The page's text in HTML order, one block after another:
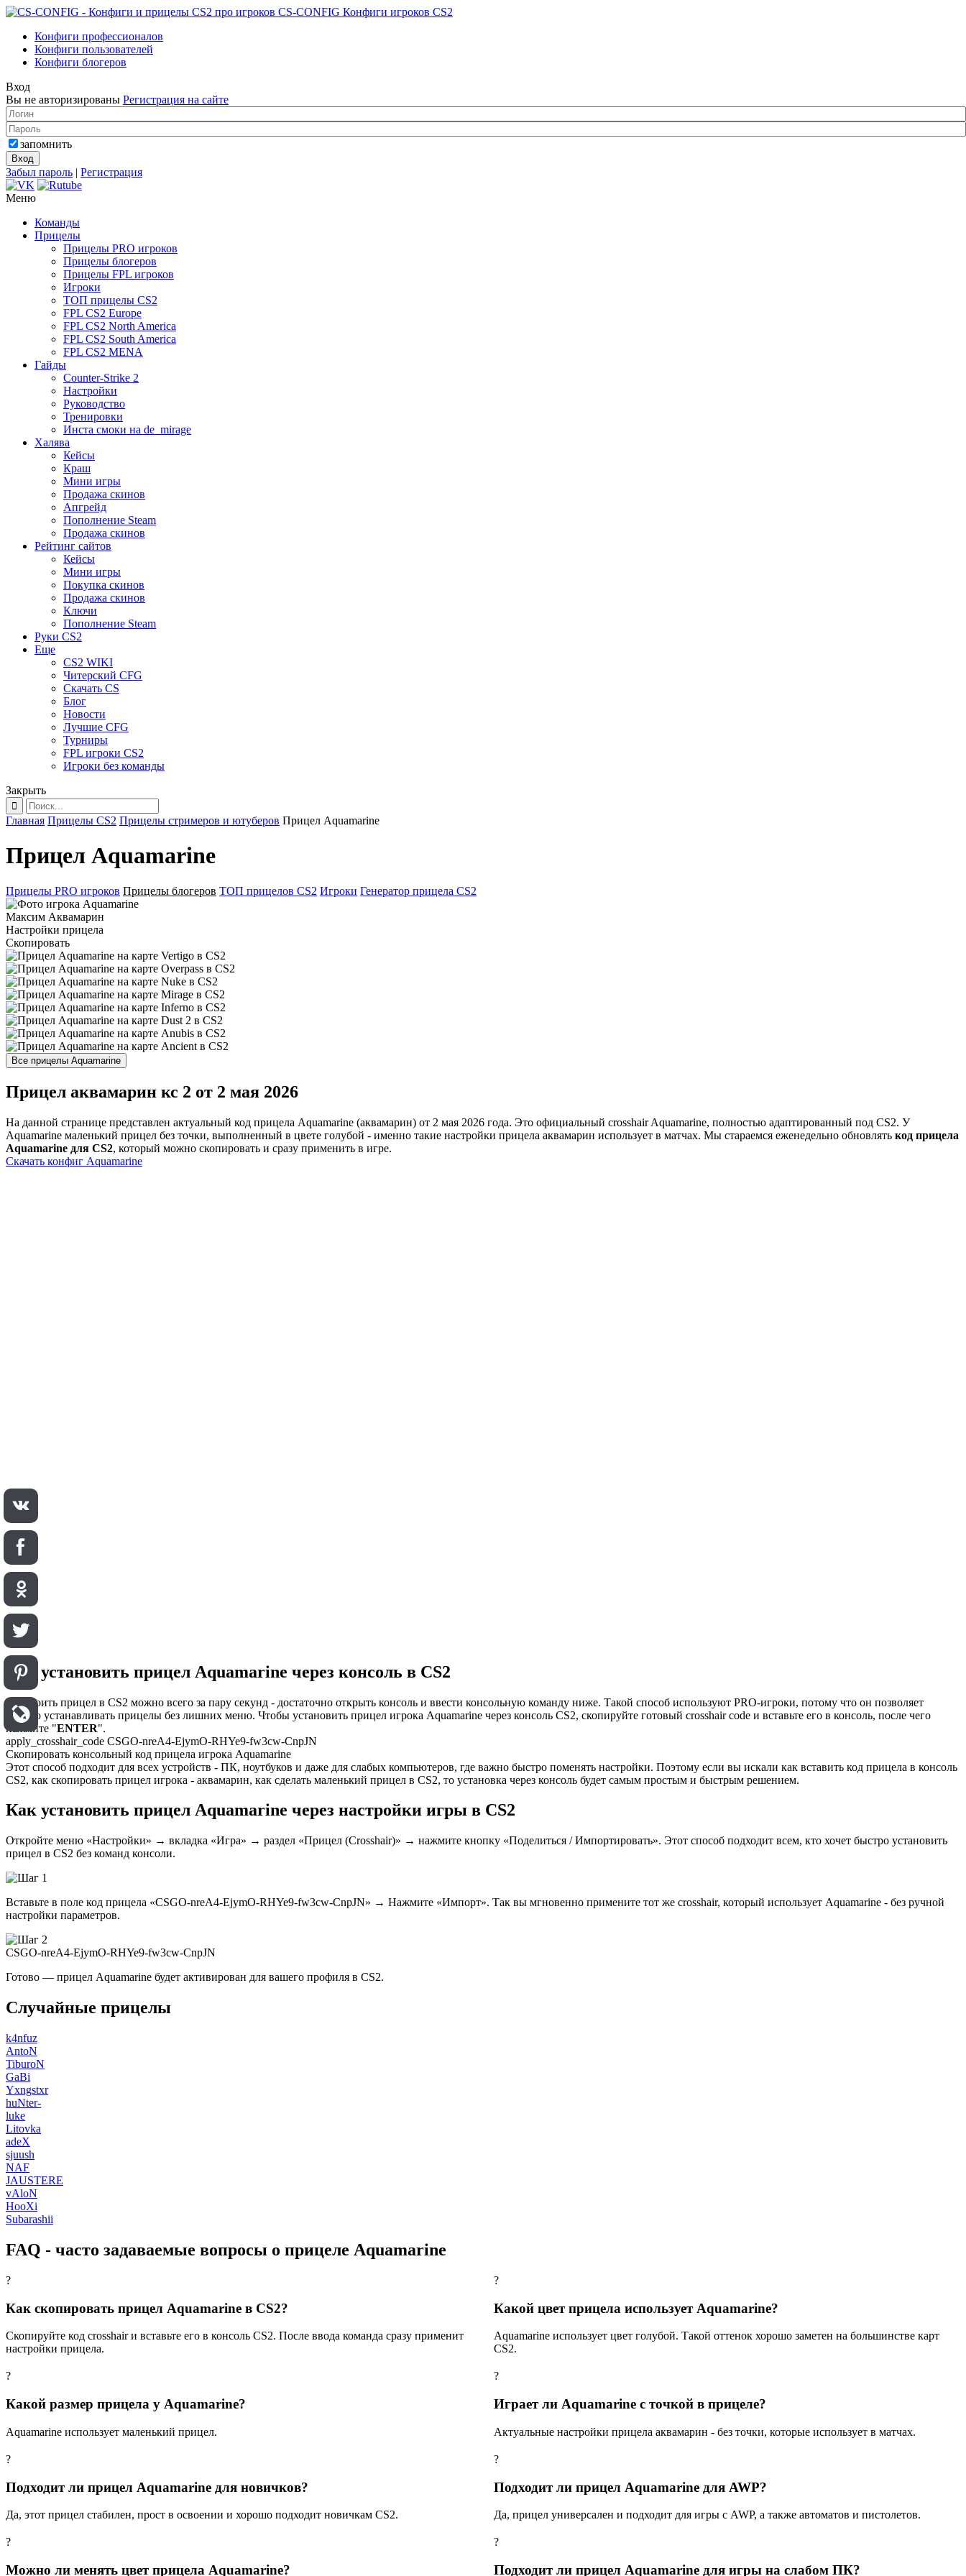
CS-CONFIG Конфиги игроков CS2
Конфиги профессионалов
Конфиги пользователей
Конфиги блогеров
Вход
Вы не авторизированы Регистрация на сайте
запомнить
Забыл пароль | Регистрация
Меню
Команды
Прицелы
Прицелы PRO игроков
Прицелы блогеров
Прицелы FPL игроков
Игроки
ТОП прицелы CS2
FPL CS2 Europe
FPL CS2 North America
FPL CS2 South America
FPL CS2 MENA
Гайды
Counter-Strike 2
Настройки
Руководство
Тренировки
Инста смоки на de_mirage
Халява
Кейсы
Краш
Мини игры
Продажа скинов
Апгрейд
Пополнение Steam
Продажа скинов
Рейтинг сайтов
Кейсы
Мини игры
Покупка скинов
Продажа скинов
Ключи
Пополнение Steam
Руки CS2
Еще
CS2 WIKI
Читерский CFG
Скачать CS
Блог
Новости
Лучшие CFG
Турниры
FPL игроки CS2
Игроки без команды
Закрыть
Главная Прицелы CS2 Прицелы стримеров и ютуберов Прицел Aquamarine
Прицел Aquamarine
Прицелы PRO игроков Прицелы блогеров ТОП прицелов CS2 Игроки Генератор прицела CS2
Максим Аквамарин
Настройки прицела
Скопировать
Прицел аквамарин кс 2 от 2 мая 2026
На данной странице представлен актуальный код прицела Aquamarine (аквамарин) от 2 мая 2026 года. Это официальный crosshair Aquamarine, полностью адаптированный под CS2. У
Aquamarine маленький прицел без точки, выполненный в цвете голубой - именно такие настройки прицела аквамарин использует в матчах. Мы стараемся еженедельно обновлять код прицела
Aquamarine для CS2, который можно скопировать и сразу применить в игре.
Скачать конфиг Aquamarine
Как установить прицел Aquamarine через консоль в CS2
Настроить прицел в CS2 можно всего за пару секунд - достаточно открыть консоль и ввести консольную команду ниже. Такой способ используют PRO-игроки, потому что он позволяет
быстро устанавливать прицелы без лишних меню. Чтобы установить прицел игрока Aquamarine через консоль CS2, скопируйте готовый crosshair code и вставьте его в консоль, после чего
нажмите "ENTER".
apply_crosshair_code CSGO-nreA4-EjymO-RHYe9-fw3cw-CnpJN
Скопировать консольный код прицела игрока Aquamarine
Этот способ подходит для всех устройств - ПК, ноутбуков и даже для слабых компьютеров, где важно быстро поменять настройки. Поэтому если вы искали как вставить код прицела в консоль
CS2, как скопировать прицел игрока - аквамарин, как сделать маленький прицел в CS2, то установка через консоль будет самым простым и быстрым решением.
Как установить прицел Aquamarine через настройки игры в CS2
Откройте меню «Настройки» → вкладка «Игра» → раздел «Прицел (Crosshair)» → нажмите кнопку «Поделиться / Импортировать». Этот способ подходит всем, кто хочет быстро установить
прицел в CS2 без команд консоли.
Вставьте в поле код прицела «CSGO-nreA4-EjymO-RHYe9-fw3cw-CnpJN» → Нажмите «Импорт». Так вы мгновенно примените тот же crosshair, который использует Aquamarine - без ручной
настройки параметров.
CSGO-nreA4-EjymO-RHYe9-fw3cw-CnpJN
Готово — прицел Aquamarine будет активирован для вашего профиля в CS2.
Случайные прицелы
k4nfuz
AntoN
TiburoN
GaBi
Yxngstxr
huNter-
luke
Litovka
adeX
sjuush
NAF
JAUSTERE
vAloN
HooXi
Subarashii
FAQ - часто задаваемые вопросы о прицеле Aquamarine
?
Как скопировать прицел Aquamarine в CS2?
Скопируйте код crosshair и вставьте его в консоль CS2. После ввода команда сразу применит
настройки прицела.
?
Какой цвет прицела использует Aquamarine?
Aquamarine использует цвет голубой. Такой оттенок хорошо заметен на большинстве карт
CS2.
?
Какой размер прицела у Aquamarine?
Aquamarine использует маленький прицел.
?
Играет ли Aquamarine с точкой в прицеле?
Актуальные настройки прицела аквамарин - без точки, которые использует в матчах.
?
Подходит ли прицел Aquamarine для новичков?
Да, этот прицел стабилен, прост в освоении и хорошо подходит новичкам CS2.
?
Подходит ли прицел Aquamarine для AWP?
Да, прицел универсален и подходит для игры с AWP, а также автоматов и пистолетов.
?
Можно ли менять цвет прицела Aquamarine?
?
Подходит ли прицел Aquamarine для игры на слабом ПК?